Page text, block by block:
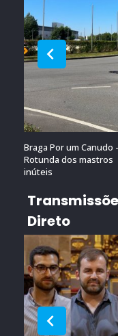
Braga Por um Canudo -
Rotunda dos mastros
inúteis
Direto